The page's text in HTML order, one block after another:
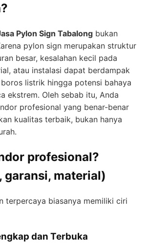
Pylon Sign Tabalong bukan
pylon sign merupakan struktur
besar, kesalahan kecil pada
atau instalasi dapat berdampak
listrik hingga potensi bahaya
ekstrem. Oleh sebab itu, Anda
profesional yang benar-benar
kualitas terbaik, bukan hanya
profesional?
material)
terpercaya biasanya memiliki ciri
dan Terbuka